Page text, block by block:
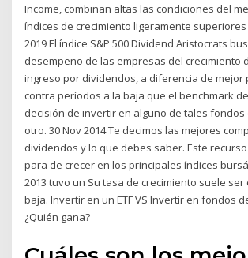
Income, combinan altas las condiciones del
índices de crecimiento ligeramente superiores
2019 El índice S&P 500 Dividend Aristocrats
desempeño de las empresas del crecimiento
ingreso por dividendos, a diferencia de mejor
contra períodos a la baja que el benchmark
decisión de invertir en alguno de tales
otro. 30 Nov 2014 Te decimos las mejores
dividendos y lo que debes saber. Este
para de crecer en los principales índices
2013 tuvo un Su tasa de crecimiento suele
baja. Invertir en un ETF VS Invertir en fondos
¿Quién gana?